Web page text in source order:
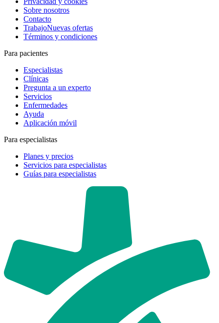
Sobre nosotros
Contacto
TrabajoNuevas ofertas
Términos y condiciones
Para pacientes
Especialistas
Clínicas
Pregunta a un experto
Servicios
Enfermedades
Ayuda
Aplicación móvil
Para especialistas
Planes y precios
Servicios para especialistas
Guías para especialistas